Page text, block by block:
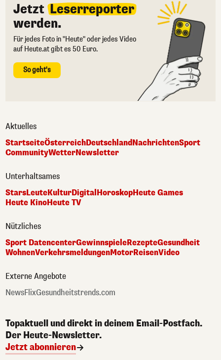
Jetzt Leserreporter
werden.
Für jedes Foto in "Heute" oder jedes Video
auf Heute.at gibt es 50 Euro.
So geht's
Aktuelles
StartseiteÖsterreichDeutschlandNachrichtenSport
CommunityWetterNewsletter
Unterhaltsames
StarsLeuteKulturDigital HoroskopHeute Games
Heute KinoHeute TV
Nützliches
Sport DatencenterGewinnspieleRezepteGesundheit
WohnenVerkehrsmeldungenMotorReisenVideo
Externe Angebote
NewsFlixGesundheitstrends.com
Topaktuell und direkt in deinem Email-Postfach.
Der Heute-Newsletter.
Jetzt abonnieren